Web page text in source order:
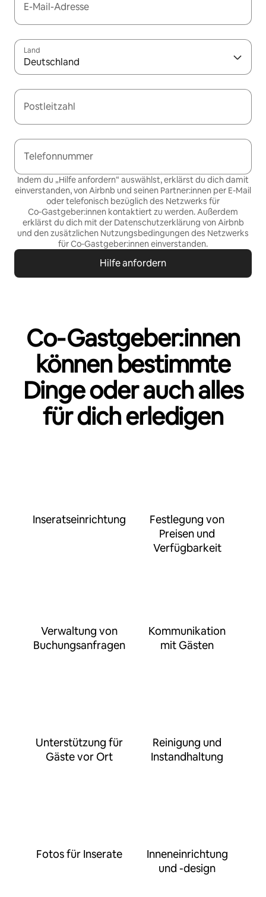
E-Mail-Adresse
Land
Deutschland
Postleitzahl
Telefonnummer
Indem du „Hilfe anfordern“ auswählst, erklärst du dich damit
einverstanden, von Airbnb und seinen Partner:innen per E-Mail
oder telefonisch bezüglich des Netzwerks für
Co‑Gastgeber:innen kontaktiert zu werden. Außerdem
erklärst du dich mit der Datenschutzerklärung von Airbnb
und denzusätzlichen Nutzungsbedingungen des Netzwerks
für Co‑Gastgeber:inneneinverstanden.
Hilfe anfordern
Co‑Gastgeber:innen
können bestimmte
Dinge oder auch alles
für dich erledigen
Inseratseinrichtung
Festlegung von
Preisen und
Verfügbarkeit
Verwaltung von
Buchungsanfragen
Kommunikation
mit Gästen
Unterstützung für
Gäste vor Ort
Reinigung und
Instandhaltung
Fotos für Inserate
Inneneinrichtung
und -design